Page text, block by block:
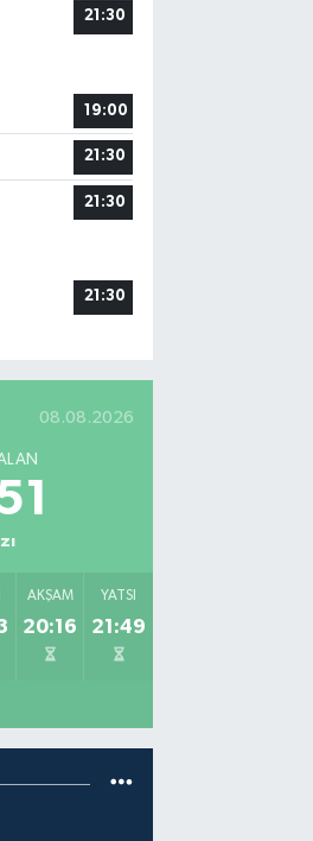
21:30
19:00
21:30
21:30
21:30
08.08.2026
AKŞAM
20:16
YATSI
21:49